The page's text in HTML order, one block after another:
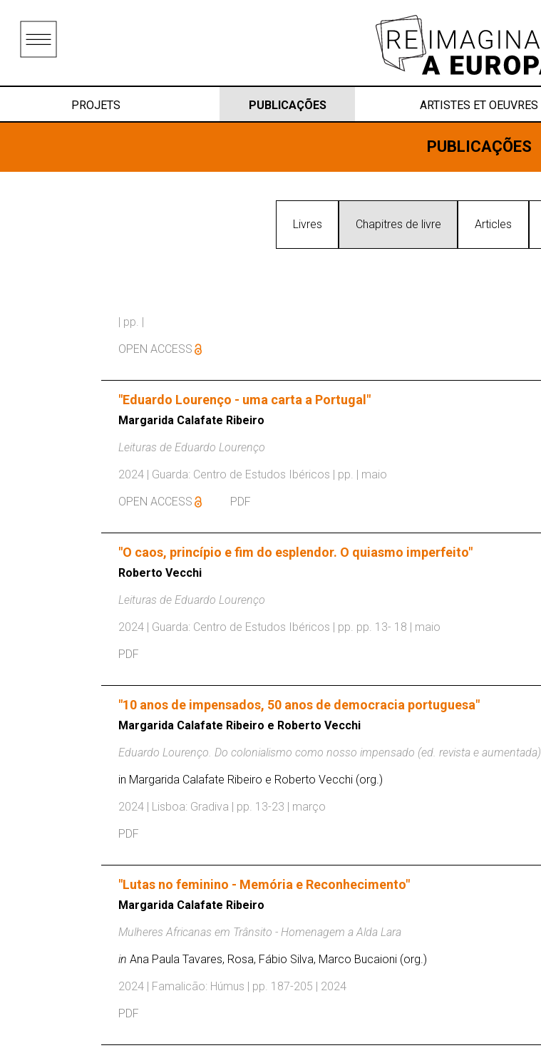
PROJETS PUBLICAÇÕES ARTISTES ET OEUVRES
PUBLICAÇÕES
Livres Chapitres de livre Articles
| pp. |
OPEN ACCESS
"Eduardo Lourenço - uma carta a Portugal"
Margarida Calafate Ribeiro
Leituras de Eduardo Lourenço
2024 | Guarda: Centro de Estudos Ibéricos | pp. | maio
OPEN ACCESS
PDF
"O caos, princípio e fim do esplendor. O quiasmo imperfeito"
Roberto Vecchi
Leituras de Eduardo Lourenço
2024 | Guarda: Centro de Estudos Ibéricos | pp. pp. 13- 18 | maio
PDF
"10 anos de impensados, 50 anos de democracia portuguesa"
Margarida Calafate Ribeiro e Roberto Vecchi
Eduardo Lourenço. Do colonialismo como nosso impensado (ed. revista e aumentada).
in Margarida Calafate Ribeiro e Roberto Vecchi (org.)
2024 | Lisboa: Gradiva | pp. 13-23 | março
PDF
"Lutas no feminino - Memória e Reconhecimento"
Margarida Calafate Ribeiro
Mulheres Africanas em Trânsito - Homenagem a Alda Lara
in Ana Paula Tavares, Rosa, Fábio Silva, Marco Bucaioni (org.)
2024 | Famalicão: Húmus | pp. 187-205 | 2024
PDF